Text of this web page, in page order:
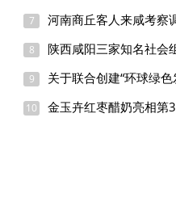
7 河南商丘客人来咸考察
8
陕西咸阳三家知名社会
9
关于联合创建“环球绿
10
金玉卉红枣醋奶亮相第